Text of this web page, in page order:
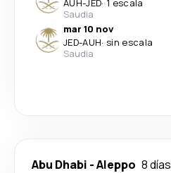
AUH-JED· 1 escala
Saudia
mar 10 nov
JED-AUH· sin escala
Saudia
Abu Dhabi -Aleppo 8 días